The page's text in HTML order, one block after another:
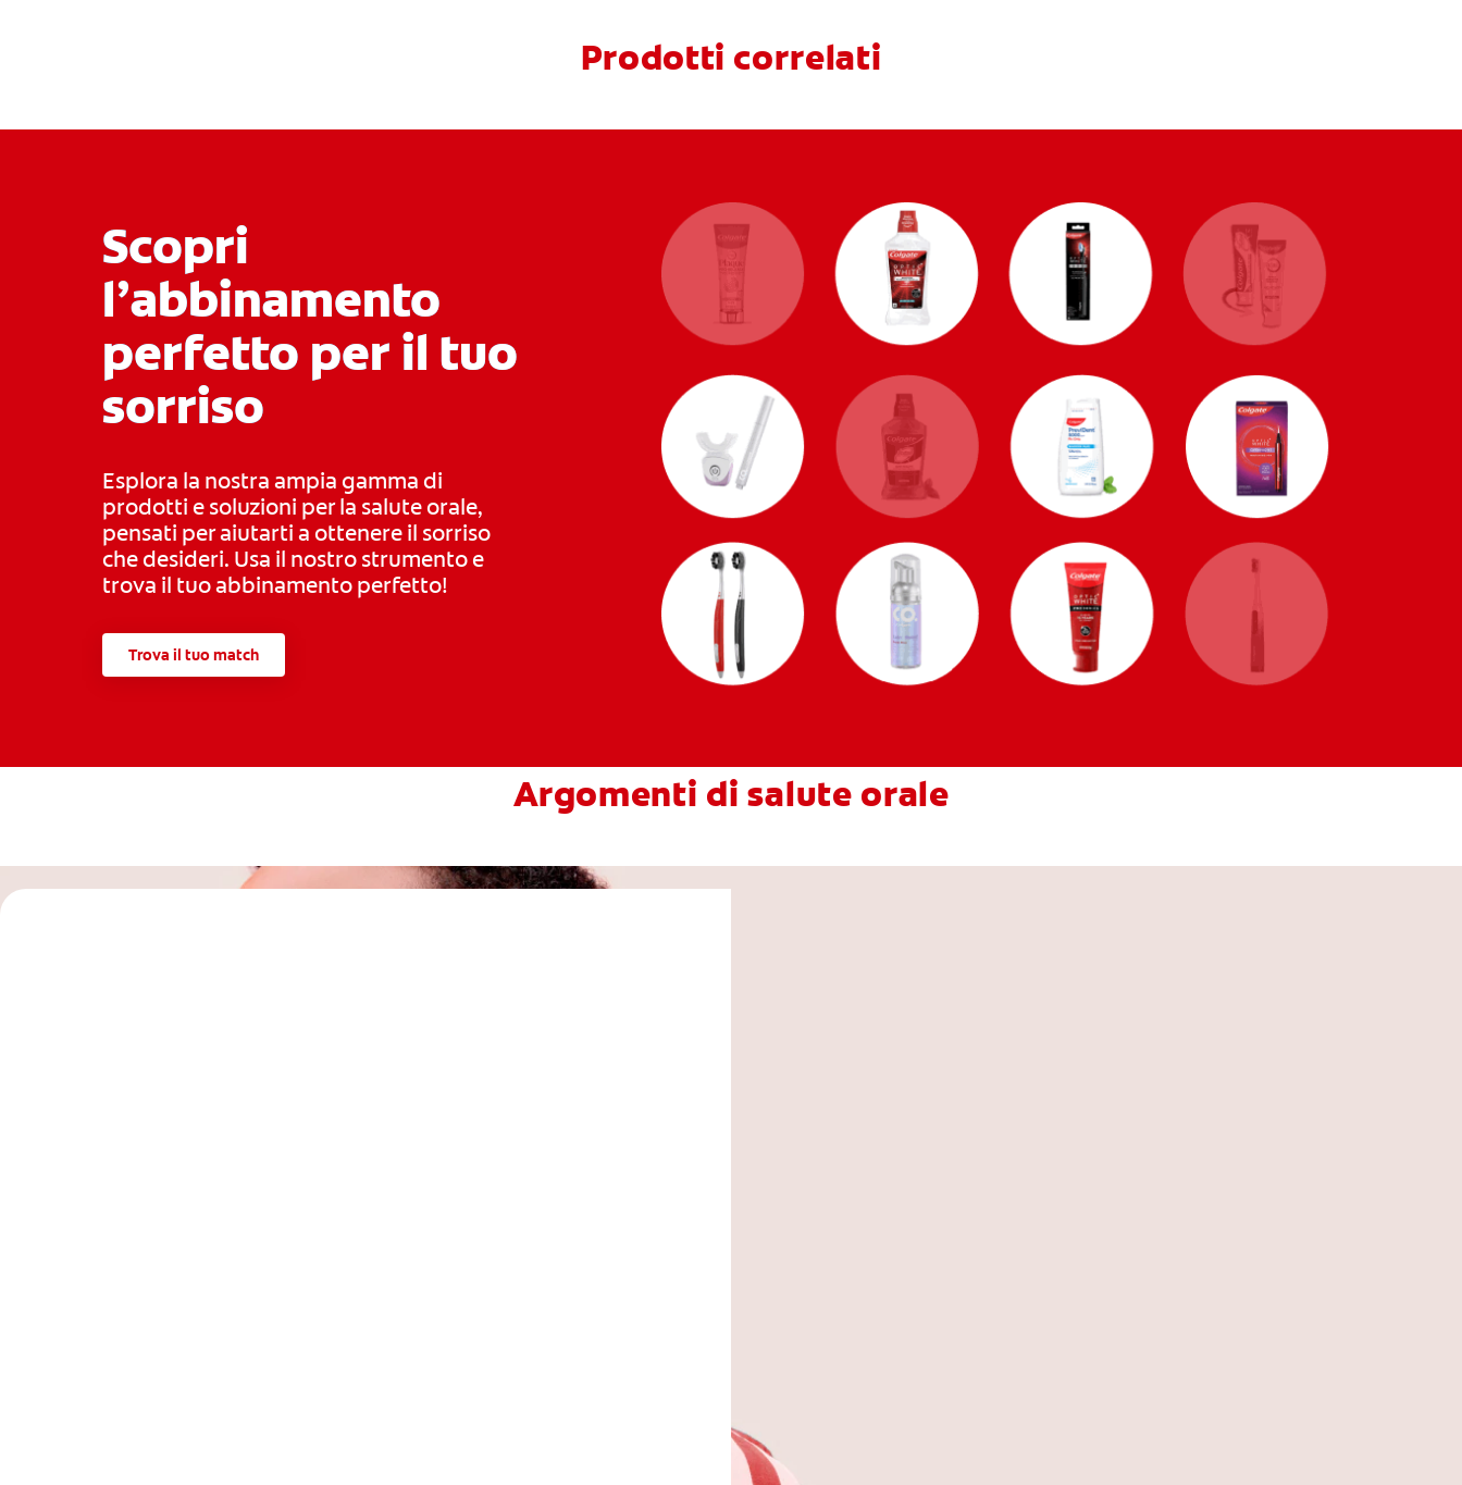
Prodotti correlati
Scopri
l’abbinamento
perfetto per il tuo
sorriso
Esplora la nostra ampia gamma di
prodotti e soluzioni per la salute orale,
pensati per aiutarti a ottenere il sorriso
che desideri. Usa il nostro strumento e
trova il tuo abbinamento perfetto!
Trova il tuo match
Argomenti di salute orale